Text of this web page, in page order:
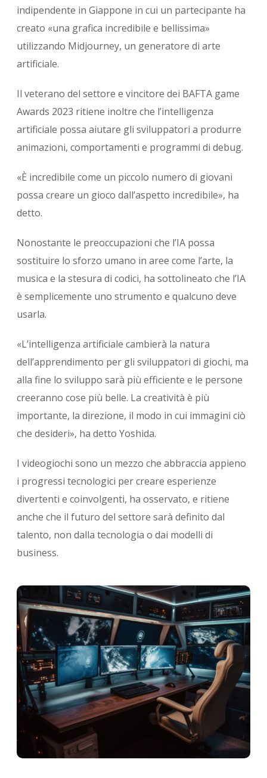
indipendente in Giappone in cui un partecipante ha
creato «una grafica incredibile e bellissima»
utilizzando Midjourney, un generatore di arte
artificiale.
Il veterano del settore e vincitore dei BAFTA game
Awards 2023 ritiene inoltre che l’intelligenza
artificiale possa aiutare gli sviluppatori a produrre
animazioni, comportamenti e programmi di debug.
«È incredibile come un piccolo numero di giovani
possa creare un gioco dall’aspetto incredibile», ha
detto.
Nonostante le preoccupazioni che l’IA possa
sostituire lo sforzo umano in aree come l’arte, la
musica e la stesura di codici, ha sottolineato che l’IA
è semplicemente uno strumento e qualcuno deve
usarla.
«L’intelligenza artificiale cambierà la natura
dell’apprendimento per gli sviluppatori di giochi, ma
alla fine lo sviluppo sarà più efficiente e le persone
creeranno cose più belle. La creatività è più
importante, la direzione, il modo in cui immagini ciò
che desideri», ha detto Yoshida.
I videogiochi sono un mezzo che abbraccia appieno
i progressi tecnologici per creare esperienze
divertenti e coinvolgenti, ha osservato, e ritiene
anche che il futuro del settore sarà definito dal
talento, non dalla tecnologia o dai modelli di
business.